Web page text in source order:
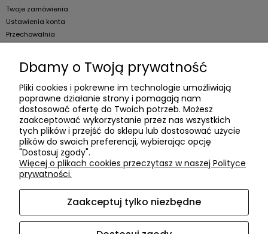
Twoje zamówienia
Ustawienia konta
Przechowalnia
Dla firm
O firmie
Informacje o firmie
Kontakt
dacter.pl
Akcesoria meblowe DAC TER | ul. Przepiórki 56, 02-410
Warszawa, woj. mazowieckie | E-mail:sklep@dacter.plTel.:
602677377| NIP: 5220052421 REGON: 012076264
Dbamy o Twoją prywatność
Pliki cookies i pokrewne im technologie umożliwiają
poprawne działanie strony i pomagają nam
dostosować ofertę do Twoich potrzeb. Możesz
zaakceptować wykorzystanie przez nas wszystkich
tych plików i przejść do sklepu lub dostosować użycie
plików do swoich preferencji, wybierając opcję
"Dostosuj zgody".
Więcej o plikach cookies przeczytasz w naszej Polityce
prywatności.
Zaakceptuj tylko niezbędne